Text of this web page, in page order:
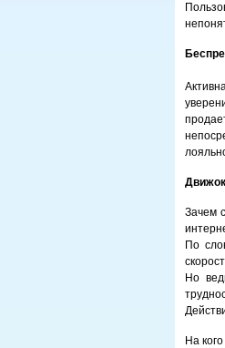
Движок
Зачем
По
Но
На